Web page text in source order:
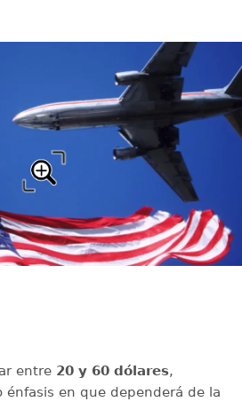
entre 20 y 60 dólares,
énfasis en que dependerá de la